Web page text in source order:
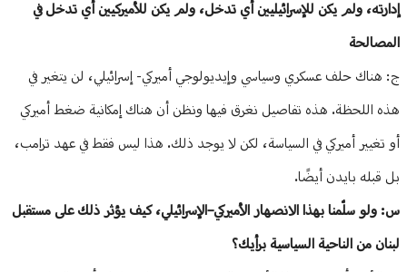
إدارته، ولم يكن للإسرائيليين أي تدخل، ولم يكن للأميركيين أي تدخل في
المصالحة
ج: هناك حلف عسكري وسياسي وإيديولوجي أميركي- إسرائيلي، لن يتغير في
هذه اللحظة. هذه تفاصيل نغرق فيها ونظن أن هناك إمكانية ضغط أميركي
أو تغيير أميركي في السياسة، لكن لا يوجد ذلك. هذا ليس فقط في عهد ترامب،
بل قبله بايدن أيضًا.
س: ولو سلّمنا بهذا الانصهار الأميركي–الإسرائيلي، كيف يؤثر ذلك على مستقبل
لبنان من الناحية السياسية برأيك؟